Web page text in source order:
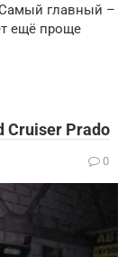
Самый главный –
ещё проще
Cruiser Prado
0